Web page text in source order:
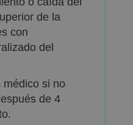
de la
con
del
médico si no
de 4